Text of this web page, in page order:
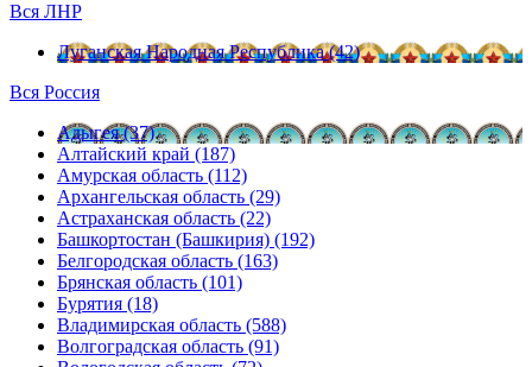
Вся ЛНР
Луганская Народная Республика (42)
Вся Россия
Адыгея (37)
Алтайский край (187)
Амурская область (112)
Архангельская область (29)
Астраханская область (22)
Башкортостан (Башкирия) (192)
Белгородская область (163)
Брянская область (101)
Бурятия (18)
Владимирская область (588)
Волгоградская область (91)